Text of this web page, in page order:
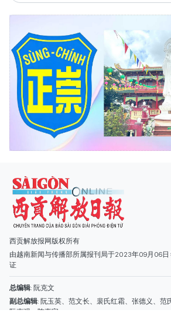
西贡解放报网版权所有
由越南新闻与传播部所属报刊局于2023年09月06日
副总编辑: 阮玉英、范文长、裴氏红霜、张德义、范
阮克强、陈嘉宝
主编: 阮玉英
社址: 胡志明市棋盘坊阮氏明开街432-434号
总台: (028) 39294091 - 转 060
热线: 096.558.1888
编辑部: (028) 39294092 - 转 060
电子信箱
广告部
(028) 38334185